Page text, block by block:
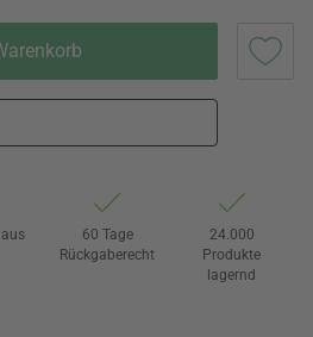
60 Tage
Rückgaberecht
24.000
Produkte
lagernd